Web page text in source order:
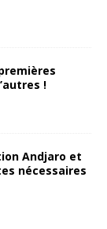
!
Andjaro et
nécessaires